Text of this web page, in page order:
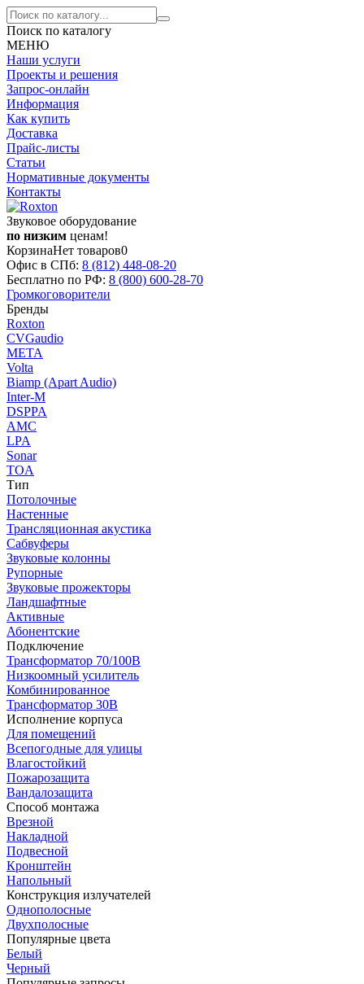
Поиск по каталогу
МЕНЮ
Наши услуги
Проекты и решения
Запрос-онлайн
Информация
Как купить
Доставка
Прайс-листы
Статьи
Нормативные документы
Контакты
Звуковое оборудование
по низким ценам!
КорзинаНет товаров0
Офис в СПб: 8 (812) 448-08-20
Бесплатно по РФ: 8 (800) 600-28-70
Громкоговорители
Бренды
Roxton
CVGaudio
МЕТА
Volta
Biamp (Apart Audio)
Inter-M
DSPPA
AMC
LPA
Sonar
TOA
Тип
Потолочные
Настенные
Трансляционная акустика
Сабвуферы
Звуковые колонны
Рупорные
Звуковые прожекторы
Ландшафтные
Активные
Абонентские
Подключение
Трансформатор 70/100В
Низкоомный усилитель
Комбинированное
Трансформатор 30В
Исполнение корпуса
Для помещений
Всепогодные для улицы
Влагостойкий
Пожарозащита
Вандалозащита
Способ монтажа
Врезной
Накладной
Подвесной
Кронштейн
Напольный
Конструкция излучателей
Однополосные
Двухполосные
Популярные цвета
Белый
Черный